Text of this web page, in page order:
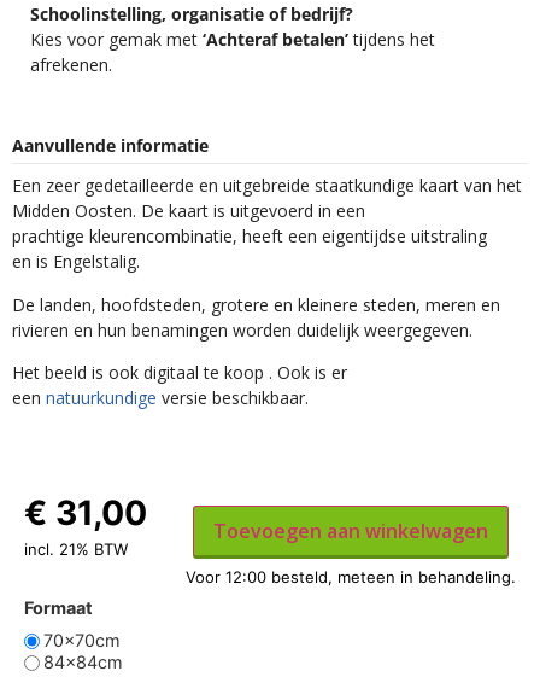
Schoolinstelling, organisatie of bedrijf?
Kies voor gemak met ‘Achteraf betalen’tijdens het
afrekenen.
Aanvullende informatie
Een zeer gedetailleerde en uitgebreide staatkundige kaart van het
Midden Oosten. De kaart is uitgevoerd in een
prachtige kleurencombinatie, heeft een eigentijdse uitstraling
en is Engelstalig.
De landen, hoofdsteden, grotere en kleinere steden, meren en
rivieren en hun benamingen worden duidelijk weergegeven.
Het beeld is ook digitaal te koop . Ook is er
een natuurkundige versie beschikbaar.
Formaat
70x70cm
84x84cm
€ 31,00
incl. 21% BTW
Toevoegen aan winkelwagen